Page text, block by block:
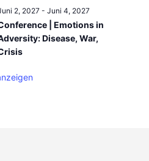
2, 2027- Juni 4, 2027
| Emotions in
Disease, War,